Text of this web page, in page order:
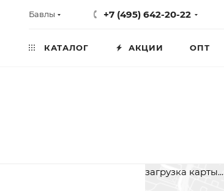
Бавлы +7 (495) 642-20-22
КАТАЛОГ АКЦИИ ОПТ
загрузка карты...